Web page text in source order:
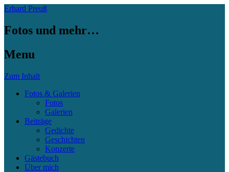
Erhard Preuß
Fotos und mehr…
Menu
Zum Inhalt
Fotos & Galerien
Fotos
Galerien
Beiträge
Gedichte
Geschichten
Konzerte
Gästebuch
Über mich